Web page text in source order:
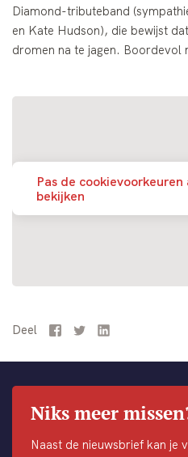
Diamond-tributeband
en Kate Hudson), die bewijst
dromen na te jagen. Boordevol
Pas de
bekijken
Deel Facebook
TwitterLinkedIn
Niks meer
Naast de nieuwsbrief kan je